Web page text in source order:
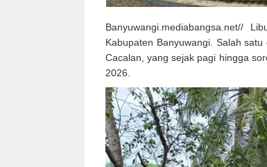
Banyuwangi.mediabangsa.net//
Kabupaten Banyuwangi. Salah
Cacalan, yang sejak pagi hingga
2026.